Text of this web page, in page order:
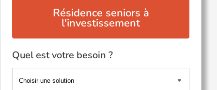
Résidence seniors à
l'investissement
Quel est votre besoin ?